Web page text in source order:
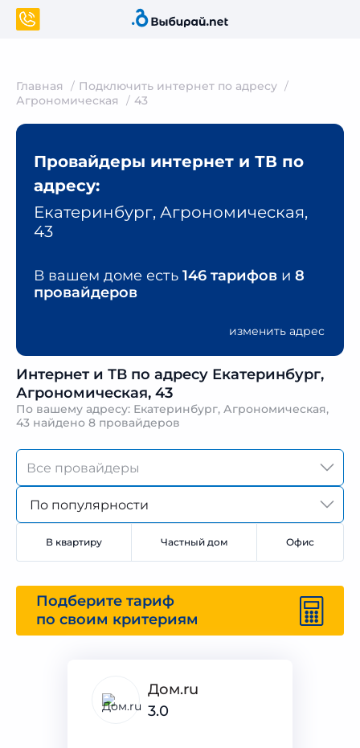
Главная
Подключить интернет по адресу
Агрономическая
43
изменить адрес
Провайдеры интернет и ТВ по
адресу:
Екатеринбург, Агрономическая,
43
В вашем доме есть 146 тарифов и 8
провайдеров
Интернет и ТВ по адресу Екатеринбург,
Агрономическая, 43
По вашему адресу: Екатеринбург, Агрономическая,
43 найдено 8 провайдеров
По популярности
В квартиру Частный дом Офис
Подберите тариф
по своим критериям
Дом.ru
3.0